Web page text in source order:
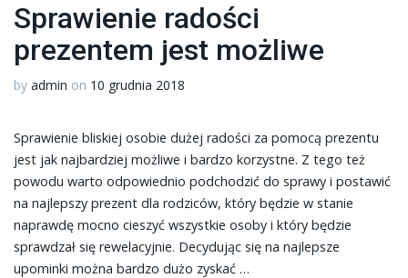
Sprawienie radości
prezentem jest możliwe
by admin on 10 grudnia 2018
Sprawienie bliskiej osobie dużej radości za pomocą prezentu
jest jak najbardziej możliwe i bardzo korzystne. Z tego też
powodu warto odpowiednio podchodzić do sprawy i postawić
na najlepszy prezent dla rodziców, który będzie w stanie
naprawdę mocno cieszyć wszystkie osoby i który będzie
sprawdzał się rewelacyjnie. Decydując się na najlepsze
upominki można bardzo dużo zyskać …